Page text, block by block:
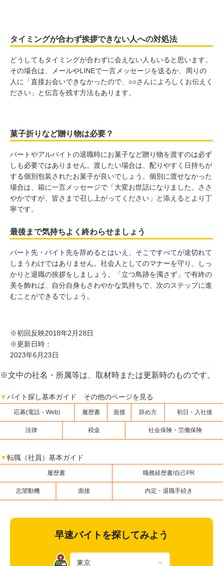
タイミングが合わず挨拶できない人への対処法
どうしてもタイミングが合わずに会えない人もいると思います。
その場合は、メールやLINEで一言メッセージを送るか、周りの
人に「直接お会いできなかったので、○○さんによろしくお伝えく
ださい」と伝言を残す方法もあります。
菓子折りなど贈り物は必要？
パートやアルバイトの退職時にお菓子など贈り物を渡すのは必ず
しも必要ではありません。渡したい場合は、配りやすく日持ちが
する個別包装されたお菓子が良いでしょう。個別に渡せなかった
場合は、箱に一言メッセージで「大変お世話になりました。ささ
やかですが、皆さまで召し上がってください」と添えるとより丁
寧です。
最後まで気持ちよく終わらせましょう
パート先・バイト先を辞めるとはいえ、そこですべてが途切れて
しまうわけではありません。社会人としてのマナーを守り、しっ
かりと退職の挨拶をしましょう。「立つ鳥跡を濁さず」で有終の
美を飾れば、自分自身もさわやかな気持ちで、次のステップに進
むことができるでしょう。
※初回反映2018年2月28日
※更新日時：
2023年6月23日
※文中の社名・所属等は、取材時または更新時のものです。
▼バイト探し基本ガイド その他のページを見る
応募(電話・Web) 履歴書 面接 辞め方 初日・入社後
法律 税金 社会保険・労働保険
▼転職（社員）基本ガイド
履歴書 職務経歴書/自己PR
志望動機 面接 内定・退職手続き
早速バイトを探してみよう